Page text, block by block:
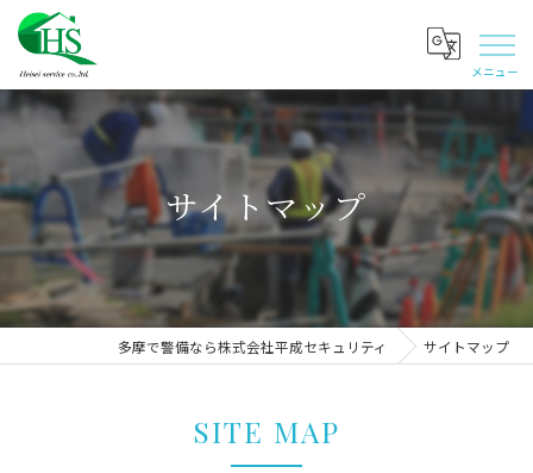
サイトマップ
多摩で警備なら株式会社平成セキュリティ サイトマップ
SITE MAP